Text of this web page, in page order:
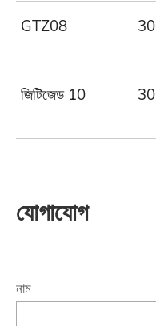
GTZ08
জিটিজেড 10
যোগাযোগ
নাম